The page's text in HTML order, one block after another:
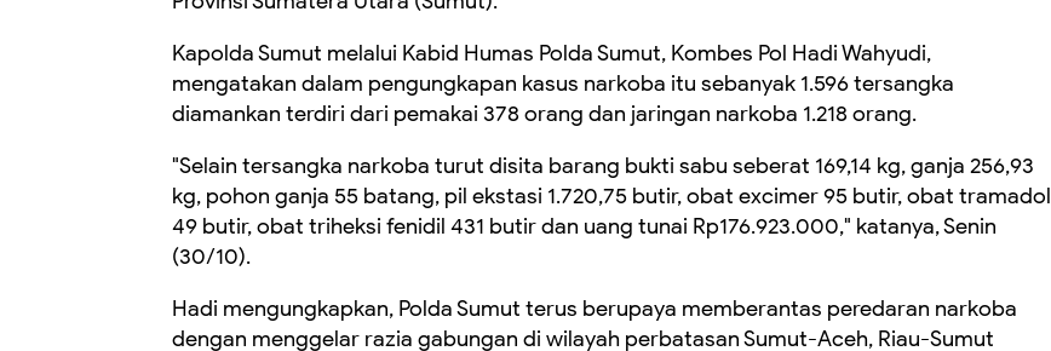
Kapolda Sumut melalui Kabid Humas Polda Sumut, Kombes Pol Hadi Wahyudi,
mengatakan dalam pengungkapan kasus narkoba itu sebanyak 1.596 tersangka
diamankan terdiri dari pemakai 378 orang dan jaringan narkoba 1.218 orang.
"Selain tersangka narkoba turut disita barang bukti sabu seberat 169,14 kg, ganja 256,93
kg, pohon ganja 55 batang, pil ekstasi 1.720,75 butir, obat excimer 95 butir, obat tramadol
49 butir, obat triheksi fenidil 431 butir dan uang tunai Rp176.923.000," katanya, Senin
(30/10).
Hadi mengungkapkan, Polda Sumut terus berupaya memberantas peredaran narkoba
dengan menggelar razia gabungan di wilayah perbatasan Sumut-Aceh, Riau-Sumut